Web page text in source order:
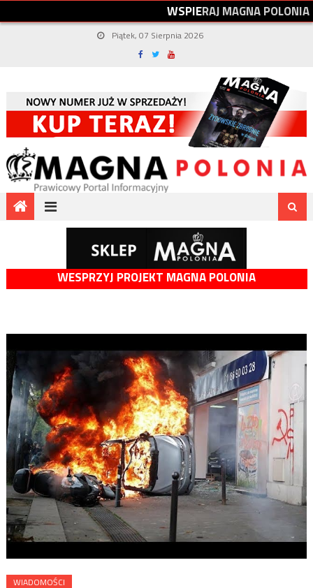
WSPIERAJMAGNAPOLONIA
Piątek, 07 Sierpnia 2026
WESPRZYJ PROJEKT MAGNA POLONIA
WIADOMOŚCI